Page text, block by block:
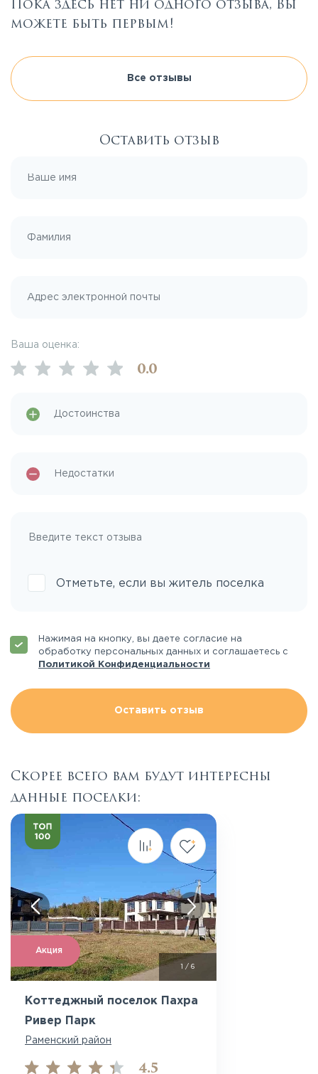
Пока здесь нет ни одного отзыва, Вы
можете быть первым!
Все отзывы
Оставить отзыв
Ваша оценка:
0.0
Отметьте, если вы житель поселка
Нажимая на кнопку, вы даете согласие на
обработку персональных данных и соглашаетесь с
Политикой Конфиденциальности
Оставить отзыв
Скорее всего вам будут интересны
данные поселки:
Акция
/ 6
Коттеджный поселок Пахра
Ривер Парк
Раменский район
4.5